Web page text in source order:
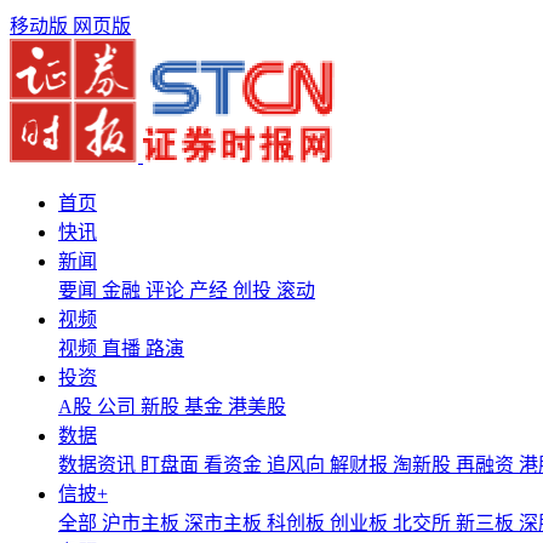
移动版 网页版
首页
快讯
新闻
要闻 金融 评论 产经 创投 滚动
视频
视频 直播 路演
投资
A股 公司 新股 基金 港美股
数据
数据资讯 盯盘面 看资金 追风向 解财报 淘新股 再融资 港
信披+
全部 沪市主板 深市主板 科创板 创业板 北交所 新三板 深